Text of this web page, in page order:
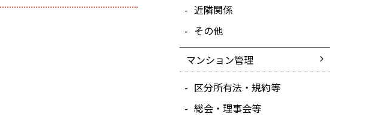
近隣関係
その他
マンション管理
区分所有法・規約等
総会・理事会等